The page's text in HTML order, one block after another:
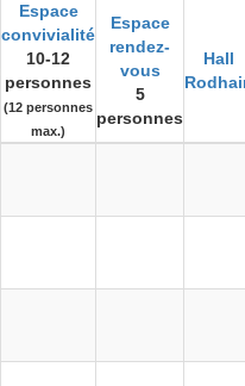
Espace
convivialité
10-12
personnes
(12 personnes
max.)
Espace
rendez-
vous
5
personnes
Hall